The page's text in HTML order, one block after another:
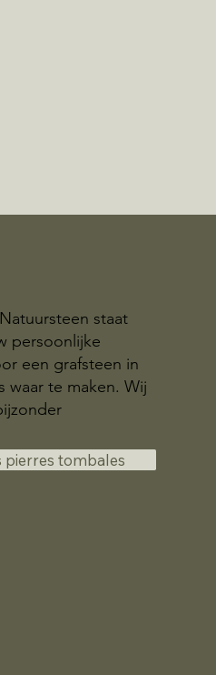
staat
persoonlijke
een grafsteen in
waar te maken. Wij
pierres tombales